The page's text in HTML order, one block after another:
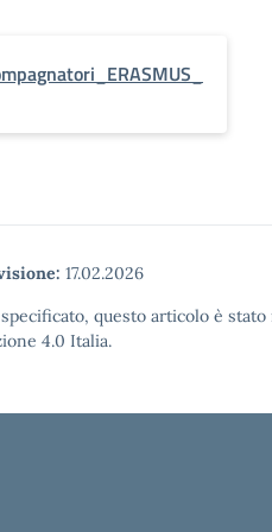
17.02.2026
questo articolo è
4.0 Italia.